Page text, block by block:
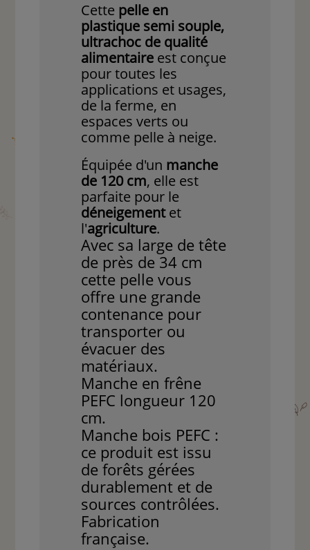
Cette pelle en
plastique semi souple,
ultrachoc de qualité
alimentaire est conçue
pour toutes les
applications et usages,
de la ferme, en
espaces verts ou
comme pelle à neige.
Équipée d'un manche
de 120 cm, elle est
parfaite pour le
déneigementet
l'agriculture.
Avec sa large de tête
de près de 34 cm
cette pelle vous
offre une grande
contenance pour
transporter ou
évacuer des
matériaux.
Manche en frêne
PEFC longueur 120
cm.
Manche bois PEFC :
ce produit est issu
de forêts gérées
durablement et de
sources contrôlées.
Fabrication
française.